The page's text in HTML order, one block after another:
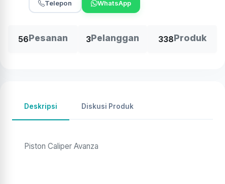
Telepon WhatsApp
56Pesanan 3Pelanggan 338Produk
Deskripsi Diskusi Produk
Piston Caliper Avanza